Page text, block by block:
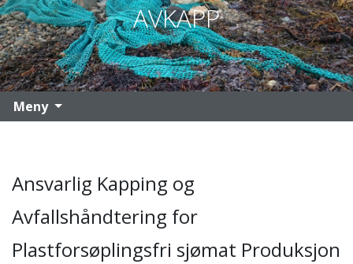
AVKAPP
Meny
Ansvarlig Kapping og
Avfallshåndtering for
Plastforsøplingsfri sjømat Produksjon